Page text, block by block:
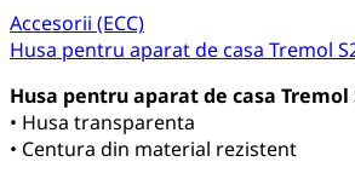
Accesorii (ECC)
Husa pentru aparat de casa Tremol
Husa pentru aparat de casa Tremol
• Husa transparenta
• Centura din material rezistent